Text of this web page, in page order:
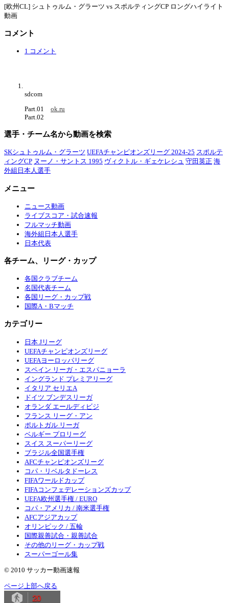
[欧州CL] シュトゥルム・グラーツ vs スポルティングCP ロングハイライト
動画
コメント
1 コメント
sdcom
Part.01 ok.ru
Part.02
選手・チーム名から動画を検索
SKシュトゥルム・グラーツ UEFAチャンピオンズリーグ 2024-25 スポルテ
ィングCP ヌーノ・サントス 1995 ヴィクトル・ギェケレシュ 守田英正 海
外組日本人選手
メニュー
ニュース動画
ライブスコア・試合速報
フルマッチ動画
海外組日本人選手
日本代表
各チーム、リーグ・カップ
各国クラブチーム
名国代表チーム
各国リーグ・カップ戦
国際A・Bマッチ
カテゴリー
日本 Jリーグ
UEFAチャンピオンズリーグ
UEFAヨーロッパリーグ
スペイン リーガ・エスパニョーラ
イングランド プレミアリーグ
イタリア セリエA
ドイツ ブンデスリーガ
オランダ エールディビジ
フランス リーグ・アン
ポルトガル リーガ
ベルギー プロリーグ
スイス スーパーリーグ
ブラジル全国選手権
AFCチャンピオンズリーグ
コパ・リベルタドーレス
FIFAワールドカップ
FIFAコンフェデレーションズカップ
UEFA欧州選手権 / EURO
コパ・アメリカ / 南米選手権
AFCアジアカップ
オリンピック / 五輪
国際親善試合・親善試合
その他のリーグ・カップ戦
スーパーゴール集
© 2010 サッカー動画速報
ページ上部へ戻る
20